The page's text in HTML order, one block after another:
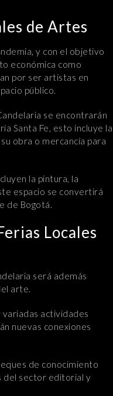
de Artes
y con el objetivo
económica como
por ser artistas en
público.
se encontrarán
Santa Fe, esto incluye la
obra o mercancía para
la pintura, la
espacio se convertirá
de Bogotá.
Locales
será además
arte.
actividades
nuevas conexiones
de conocimiento
del sector editorial y